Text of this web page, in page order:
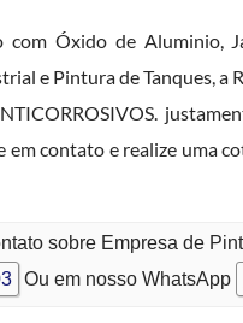
com Óxido de Aluminio,
e Pintura de Tanques,
contato e realize uma
sobre Empresa de
Ou em nosso WhatsApp